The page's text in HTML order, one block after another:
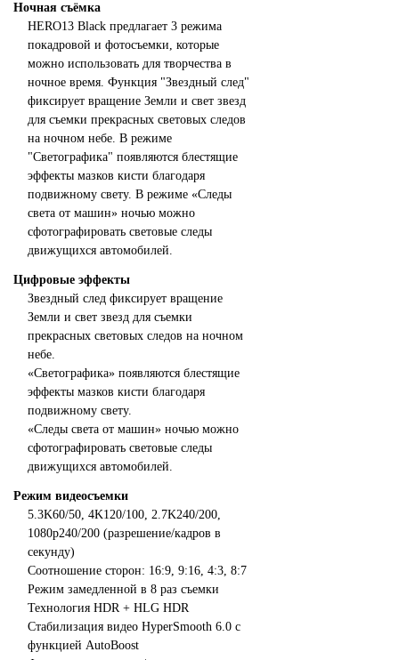
Ночная съёмка
HERO13 Black предлагает 3 режима
покадровой и фотосъемки, которые
можно использовать для творчества в
ночное время. Функция "Звездный след"
фиксирует вращение Земли и свет звезд
для съемки прекрасных световых следов
на ночном небе. В режиме
"Светографика" появляются блестящие
эффекты мазков кисти благодаря
подвижному свету. В режиме «Следы
света от машин» ночью можно
сфотографировать световые следы
движущихся автомобилей.
Цифровые эффекты
Звездный след фиксирует вращение
Земли и свет звезд для съемки
прекрасных световых следов на ночном
небе.
«Светографика» появляются блестящие
эффекты мазков кисти благодаря
подвижному свету.
«Следы света от машин» ночью можно
сфотографировать световые следы
движущихся автомобилей.
Режим видеосъемки
5.3K60/50, 4K120/100, 2.7K240/200,
1080p240/200 (разрешение/кадров в
секунду)
Соотношение сторон: 16:9, 9:16, 4:3, 8:7
Режим замедленной в 8 раз съемки
Технология HDR + HLG HDR
Стабилизация видео HyperSmooth 6.0 с
функцией AutoBoost